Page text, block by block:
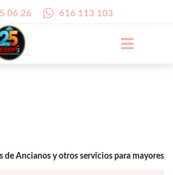
06 26 616 113 103
de Ancianos y otros servicios para mayores